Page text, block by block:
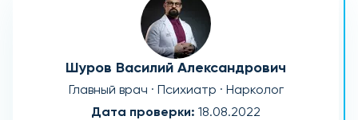
Шуров Василий Александрович
Главный врач · Психиатр · Нарколог
Дата проверки: 18.08.2022